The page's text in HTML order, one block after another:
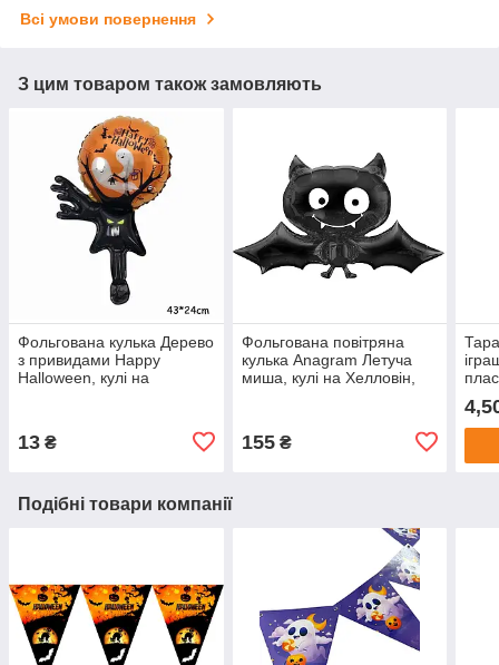
Всі умови повернення
З цим товаром також замовляють
Фольгована кулька Дерево
з привидами Happy
Halloween, кулі на
13 ₴
Фольгована повітряна
кулька Anagram Летуча
миша, кулі на Хелловін,
155₴
Подібні товари компанії